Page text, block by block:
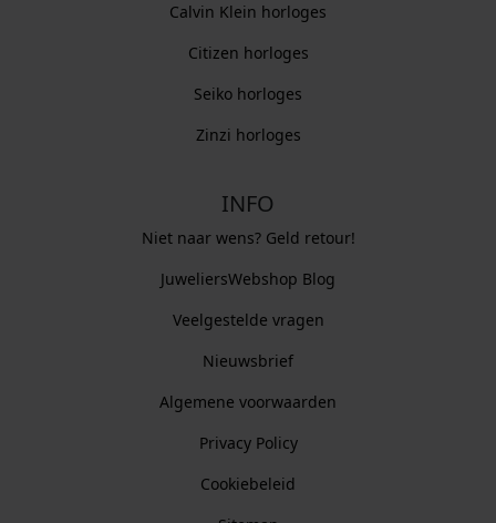
Calvin Klein horloges
Citizen horloges
Seiko horloges
Zinzi horloges
INFO
Niet naar wens? Geld retour!
JuweliersWebshop Blog
Veelgestelde vragen
Nieuwsbrief
Algemene voorwaarden
Privacy Policy
Cookiebeleid